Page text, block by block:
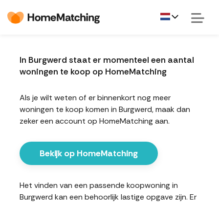
In Burgwerd staat er momenteel een aantal
woningen te koop op HomeMatching
Als je wilt weten of er binnenkort nog meer
woningen te koop komen in Burgwerd, maak dan
zeker een account op HomeMatching aan.
Bekijk op HomeMatching
Het vinden van een passende koopwoning in
Burgwerd kan een behoorlijk lastige opgave zijn. Er